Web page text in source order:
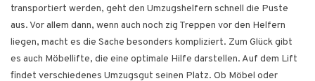
transportiert werden, geht den Umzugshelfern schnell die Puste
aus. Vor allem dann, wenn auch noch zig Treppen vor den Helfern
liegen, macht es die Sache besonders kompliziert. Zum Glück gibt
es auch Möbellifte, die eine optimale Hilfe darstellen. Auf dem Lift
findet verschiedenes Umzugsgut seinen Platz. Ob Möbel oder